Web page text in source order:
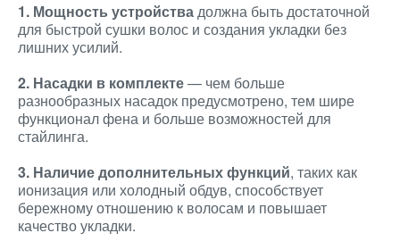
1. Мощность устройствадолжна быть достаточной
для быстрой сушки волос и создания укладки без
лишних усилий.
2. Насадки в комплекте— чем больше
разнообразных насадок предусмотрено, тем шире
функционал фена и больше возможностей для
стайлинга.
3. Наличие дополнительных функций, таких как
ионизация или холодный обдув, способствует
бережному отношению к волосам и повышает
качество укладки.